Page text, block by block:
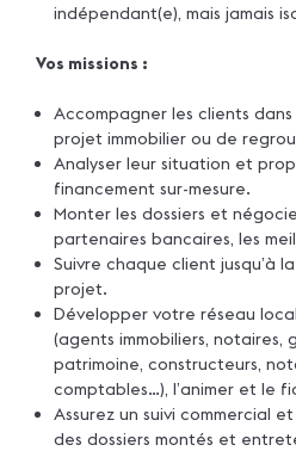
indépendant(e), mais jamais
Vos missions :
Accompagner les clients
projet immobilier ou de
Analyser leur situation et
financement sur-mesure.
Monter les dossiers et
partenaires bancaires, les
Suivre chaque client jusqu’à
projet.
Développer votre réseau
(agents immobiliers, notaires,
patrimoine, constructeurs,
comptables…), l’animer et le
Assurez un suivi commercial
des dossiers montés et